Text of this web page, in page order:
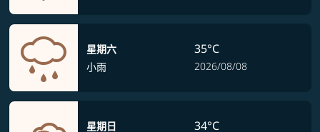
星期六
小雨
35°C
2026/08/08
星期日
34°C